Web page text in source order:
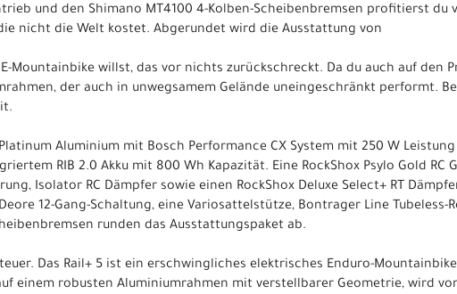
und den Shimano MT4100 4-Kolben-Scheibenbremsen profitierst du
nicht die Welt kostet. Abgerundet wird die Ausstattung von
Mountainbike willst, das vor nichts zurückschreckt. Da du auch auf den
der auch in unwegsamem Gelände uneingeschränkt performt.
Aluminium mit Bosch Performance CX System mit 250 W
RIB 2.0 Akku mit 800 Wh Kapazität. Eine RockShox Psylo Gold RC
Isolator RC Dämpfer sowie einen RockShox Deluxe Select+ RT
12-Gang-Schaltung, eine Variosattelstütze, Bontrager Line Tubeless-
runden das Ausstattungspaket ab.
Das Rail+ 5 ist ein erschwingliches elektrisches Enduro-
einem robusten Aluminiumrahmen mit verstellbarer Geometrie, wird